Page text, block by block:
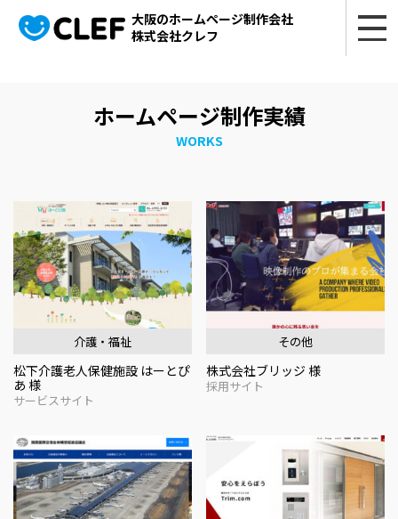
大阪のホームページ制作会社
株式会社クレフ
ホームページ制作実績
WORKS
介護・福祉
松下介護老人保健施設 はーとぴ
あ 様
サービスサイト
その他
株式会社ブリッジ 様
採用サイト